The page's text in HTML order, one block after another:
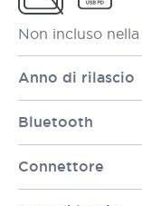
Non incluso
Anno di rilascio
Bluetooth
Connettore